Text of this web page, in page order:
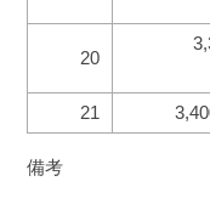
20
21
備考